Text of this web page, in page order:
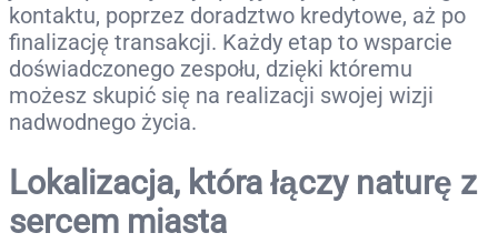
kontaktu, poprzez doradztwo kredytowe, aż po
finalizację transakcji. Każdy etap to wsparcie
doświadczonego zespołu, dzięki któremu
możesz skupić się na realizacji swojej wizji
nadwodnego życia.
Lokalizacja, która łączy naturę z
sercem miasta